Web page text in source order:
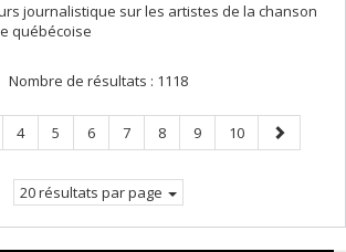
journalistique sur les artistes de la chanson
québécoise
Nombre de résultats : 1118
Page
4 Page
5 Page
6 Page
7 Page
8 Page
9 Page
10
Page
suivante
20 résultats par page